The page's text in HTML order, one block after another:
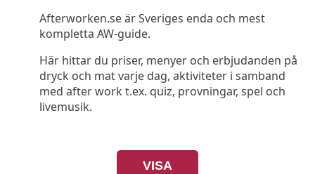
Afterworken.se är Sveriges enda och mest
kompletta AW-guide.
Här hittar du priser, menyer och erbjudanden på
dryck och mat varje dag, aktiviteter i samband
med after work t.ex. quiz, provningar, spel och
livemusik.
VISA